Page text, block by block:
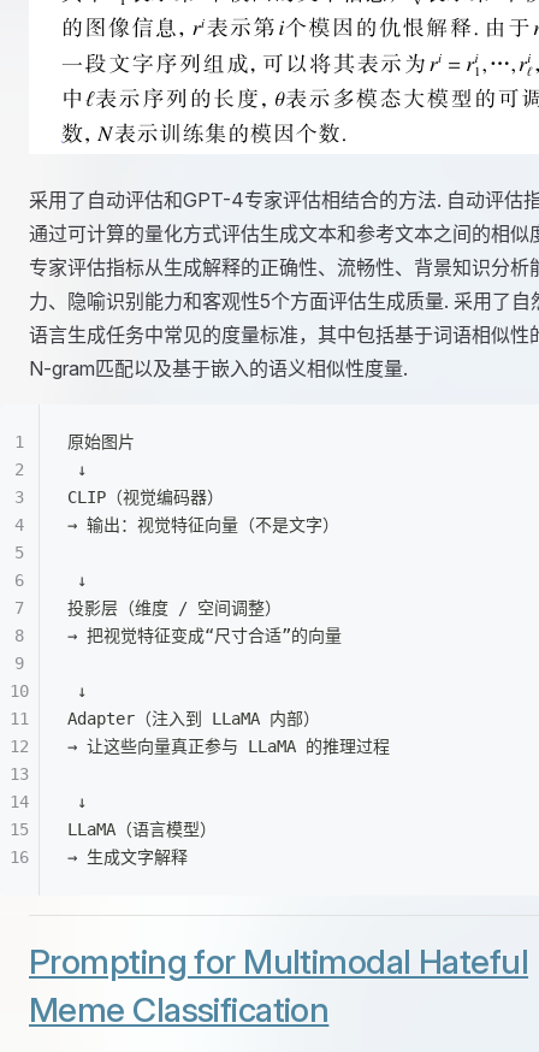
采用了自动评估和GPT-4专家评估相结合的方法. 自动评估
通过可计算的量化方式评估生成文本和参考文本之间的相似
专家评估指标从生成解释的正确性、流畅性、背景知识分析
力、隐喻识别能力和客观性5个方面评估生成质量. 采用了自
语言生成任务中常见的度量标准，其中包括基于词语相似性
N-gram匹配以及基于嵌入的语义相似性度量.
原始图片
↓
CLIP（视觉编码器）
→ 输出：视觉特征向量（不是文字）
↓
投影层（维度 / 空间调整）
→ 把视觉特征变成“尺寸合适”的向量
↓
Adapter（注入到 LLaMA 内部）
→ 让这些向量真正参与 LLaMA 的推理过程
↓
LLaMA（语言模型）
→ 生成文字解释
Prompting for Multimodal Hateful
Meme Classification